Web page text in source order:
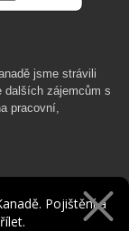
jsme strávili
dalších zájemcům s
pracovní,
Pojištění a